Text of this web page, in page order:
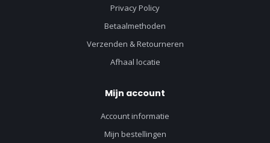
Privacy Policy
Betaalmethoden
Verzenden & Retourneren
Afhaal locatie
Mijn account
Account informatie
Mijn bestellingen